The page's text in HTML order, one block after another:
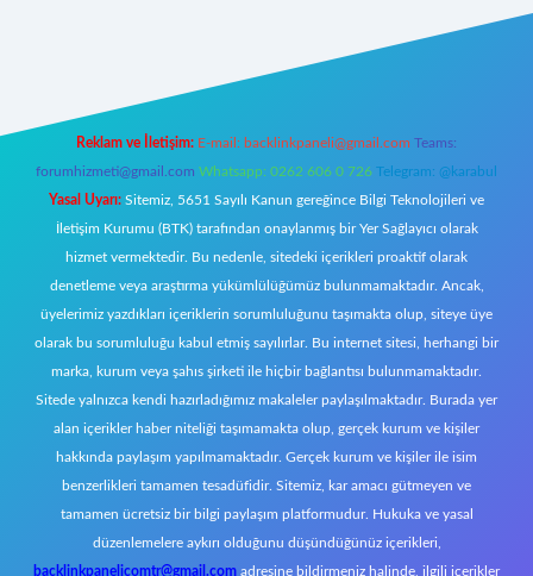
Reklam ve İletişim: E-mail: backlinkpaneli@gmail.com Teams:
forumhizmeti@gmail.com Whatsapp: 0262 606 0 726 Telegram: @karabul
Yasal Uyarı: Sitemiz, 5651 Sayılı Kanun gereğince Bilgi Teknolojileri ve
İletişim Kurumu (BTK) tarafından onaylanmış bir Yer Sağlayıcı olarak
hizmet vermektedir. Bu nedenle, sitedeki içerikleri proaktif olarak
denetleme veya araştırma yükümlülüğümüz bulunmamaktadır. Ancak,
üyelerimiz yazdıkları içeriklerin sorumluluğunu taşımakta olup, siteye üye
olarak bu sorumluluğu kabul etmiş sayılırlar. Bu internet sitesi, herhangi bir
marka, kurum veya şahıs şirketi ile hiçbir bağlantısı bulunmamaktadır.
Sitede yalnızca kendi hazırladığımız makaleler paylaşılmaktadır. Burada yer
alan içerikler haber niteliği taşımamakta olup, gerçek kurum ve kişiler
hakkında paylaşım yapılmamaktadır. Gerçek kurum ve kişiler ile isim
benzerlikleri tamamen tesadüfidir. Sitemiz, kar amacı gütmeyen ve
tamamen ücretsiz bir bilgi paylaşım platformudur. Hukuka ve yasal
düzenlemelere aykırı olduğunu düşündüğünüz içerikleri,
backlinkpanelicomtr@gmail.com adresine bildirmeniz halinde, ilgili içerikler